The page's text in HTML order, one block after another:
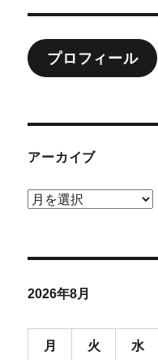
ン
プロフィール
アーカイブ
ア
ブ
2026年8月
月 火 水